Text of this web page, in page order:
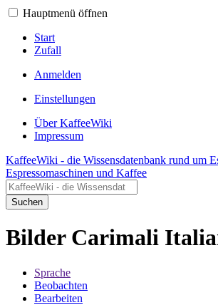
Hauptmenü öffnen
Start
Zufall
Anmelden
Einstellungen
Über KaffeeWiki
Impressum
KaffeeWiki - die Wissensdatenbank rund um
Espressomaschinen und Kaffee
Suchen
Bilder Carimali
Sprache
Beobachten
Bearbeiten